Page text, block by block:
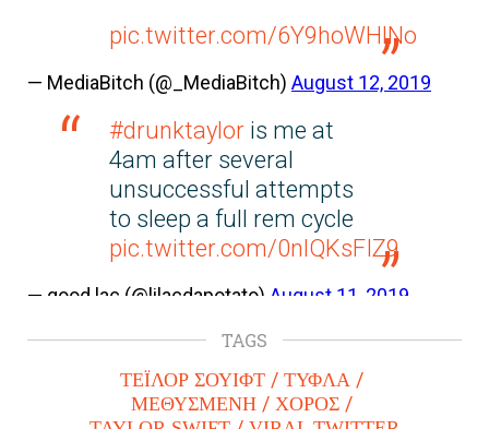
pic.twitter.com/6Y9hoWHlNo
— MediaBitch (@_MediaBitch) August 12, 2019
#drunktaylor is me at
4am after several
unsuccessful attempts
to sleep a full rem cycle
pic.twitter.com/0nlQKsFIZ9
— good lac (@lilacdapotato) August 11, 2019
TAGS
ΤΕΪΛΟΡ ΣΟΥΙΦΤ
ΤΥΦΛΑ
ΜΕΘΥΣΜΕΝΗ
ΧΟΡΟΣ